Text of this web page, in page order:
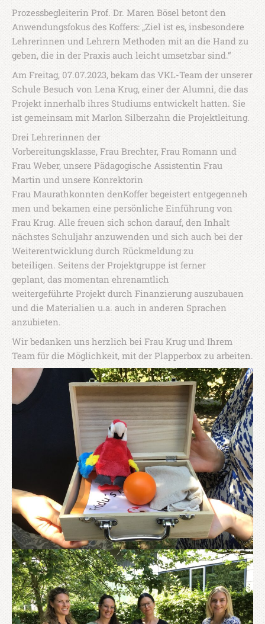
Prozessbegleiterin Prof. Dr. Maren Bösel betont den
Anwendungsfokus des Koffers: „Ziel ist es, insbesondere
Lehrerinnen und Lehrern Methoden mit an die Hand zu
geben, die in der Praxis auch leicht umsetzbar sind.“
Am Freitag, 07.07.2023, bekam das VKL-Team der unserer
Schule Besuch von Lena Krug, einer der Alumni, die das
Projekt innerhalb ihres Studiums entwickelt hatten. Sie
ist gemeinsam mit Marlon Silberzahn die Projektleitung.
Drei Lehrerinnen der
Vorbereitungsklasse, Frau Brechter, Frau Romann und
Frau Weber, unsere Pädagogische Assistentin Frau
Martin und unsere Konrektorin
Frau Maurathkonnten denKoffer begeistert entgegenneh
men und bekamen eine persönliche Einführung von
Frau Krug. Alle freuen sich schon darauf, den Inhalt
nächstes Schuljahr anzuwenden und sich auch bei der
Weiterentwicklung durch Rückmeldung zu
beteiligen. Seitens der Projektgruppe ist ferner
geplant, das momentan ehrenamtlich
weitergeführte Projekt durch Finanzierung auszubauen
und die Materialien u.a. auch in anderen Sprachen
anzubieten.
Wir bedanken uns herzlich bei Frau Krug und Ihrem
Team für die Möglichkeit, mit der Plapperbox zu arbeiten.